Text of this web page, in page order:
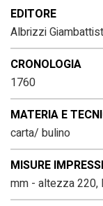
EDITORE
Albrizzi
CRONOLOGIA
1760
MATERIA E
carta/ bulino
MISURE
mm - altezza 220,